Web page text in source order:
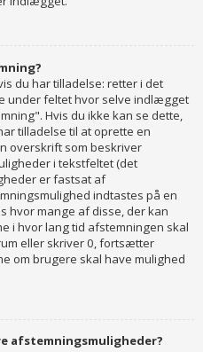
du har tilladelse: retter i det
under feltet hvor selve indlægget
Hvis du ikke kan se dette,
tilladelse til at oprette en
overskrift som beskriver
i tekstfeltet (det
er fastsat af
indtastes på en
hvor mange af disse, der kan
i hvor lang tid afstemningen skal
eller skriver 0, fortsætter
om brugere skal have mulighed
afstemningsmuligheder?